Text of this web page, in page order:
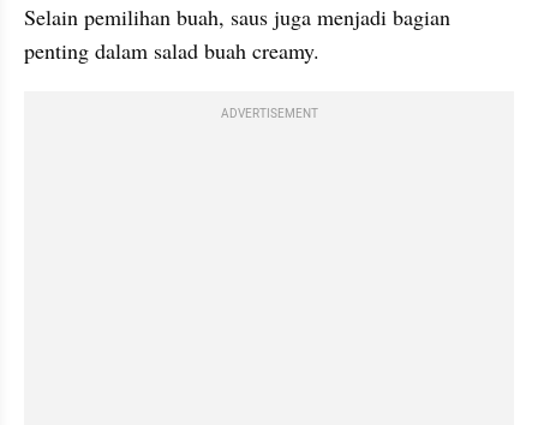
Selain pemilihan buah, saus juga menjadi bagian
penting dalam salad buah creamy.
ADVERTISEMENT